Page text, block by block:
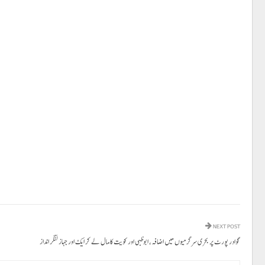
NEXT POST
گوادر پورٹ پر بحری سرگرمیوں میں اضافہ، ابوظبی اور کویت کا مال لے کر ایک اور جہاز لنگر انداز